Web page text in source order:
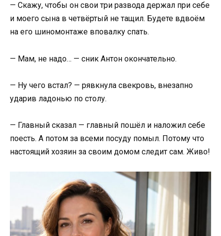
— Скажу, чтобы он свои три развода держал при себе
и моего сына в четвёртый не тащил. Будете вдвоём
на его шиномонтаже вповалку спать.
— Мам, не надо… — сник Антон окончательно.
— Ну чего встал? — рявкнула свекровь, внезапно
ударив ладонью по столу.
— Главный сказал — главный пошёл и наложил себе
поесть. А потом за всеми посуду помыл. Потому что
настоящий хозяин за своим домом следит сам. Живо!